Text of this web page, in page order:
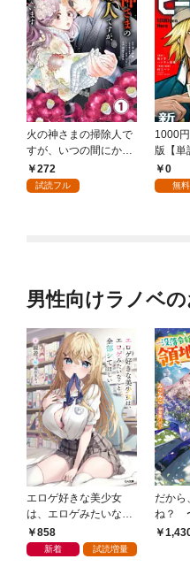
火の神さまの掃除人で
すが、いつの間にか花
嫁として溺愛されてい
ます【単話】（１）
272
試読フル
1000
版【単
0
無料
男性向けラノベ
エロゲ好きな美少女
は、エロゲみたいなこ
と全部シてほしい【電
子ＳＳ特典付き】
858
新着 試読増量
だから
ね？
外楽し